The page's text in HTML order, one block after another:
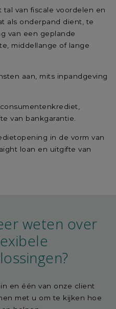
van fiscale voordelen en
als onderpand dient, te
van een geplande
middellange of lange
aan, mits inpandgeving
van bankgarantie.
in de vorm van
loan en uitgifte van
weten over
en één van onze client
met u om te kijken hoe